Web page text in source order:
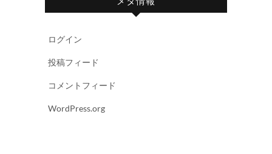
ログイン
投稿フィード
コメントフィード
WordPress.org